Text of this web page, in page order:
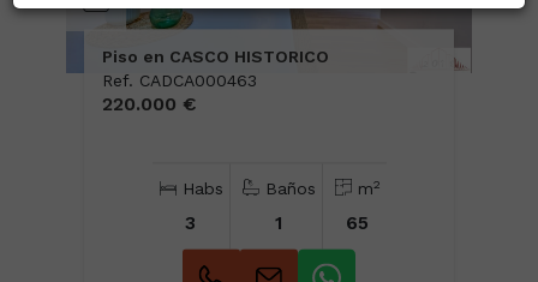
Piso en CASCO HISTORICO
Ref. CADCA000463
220.000 €
Habs
3
Baños
1
m2
65